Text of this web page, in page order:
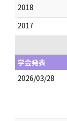
2018
2017
学会発表
2026/03/28